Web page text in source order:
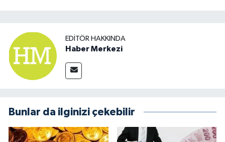
EDITÖR HAKKINDA
Haber Merkezi
Bunlar da ilginizi çekebilir